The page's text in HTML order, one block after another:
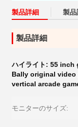
製品詳細 製品
製品詳細
ハイライト: 55 inch
Bally original video
vertical arcade
モニターのサイズ: